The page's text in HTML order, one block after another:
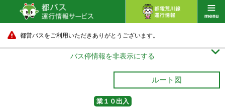
都営バスをご利用いただきありがとうございます。
バス停情報を非表示にする 
ルート図
業１０出入